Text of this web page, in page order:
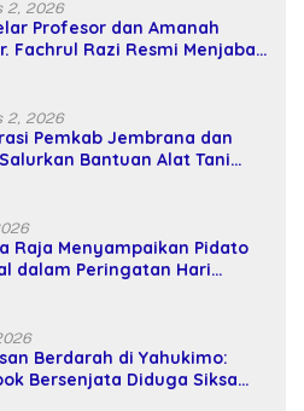
2, 2026
Profesor dan Amanah
Fachrul Razi Resmi Menjabat
2, 2026
Pemkab Jembrana dan
Salurkan Bantuan Alat Tani
Raja Menyampaikan Pidato
dalam Peringatan Hari
Berdarah di Yahukimo:
Bersenjata Diduga Siksa